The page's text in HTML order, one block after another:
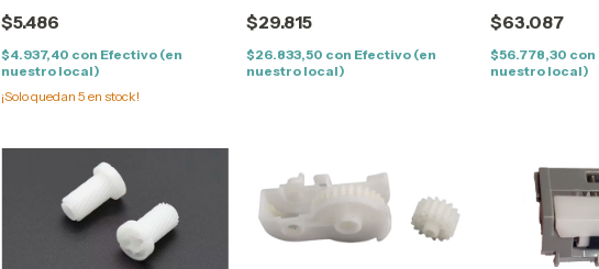
$5.486
$4.937,40 con Efectivo (en
nuestro local)
¡Solo quedan5 en stock!
8890 8480
$29.815
$26.833,50 con Efectivo (en
nuestro local)
$63.087
$56.778,30 con
nuestro local)